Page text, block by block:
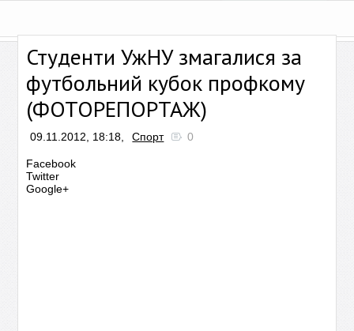
Студенти УжНУ змагалися за
футбольний кубок профкому
(ФОТОРЕПОРТАЖ)
09.11.2012, 18:18, Спорт 0
Facebook
Twitter
Google+